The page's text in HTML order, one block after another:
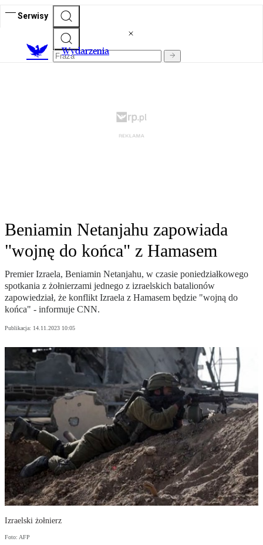
Serwisy
Wydarzenia
Beniamin Netanjahu zapowiada
"wojnę do końca" z Hamasem
Premier Izraela, Beniamin Netanjahu, w czasie poniedziałkowego
spotkania z żołnierzami jednego z izraelskich batalionów
zapowiedział, że konflikt Izraela z Hamasem będzie "wojną do
końca" - informuje CNN.
Publikacja: 14.11.2023 10:05
Izraelski żołnierz
Foto: AFP